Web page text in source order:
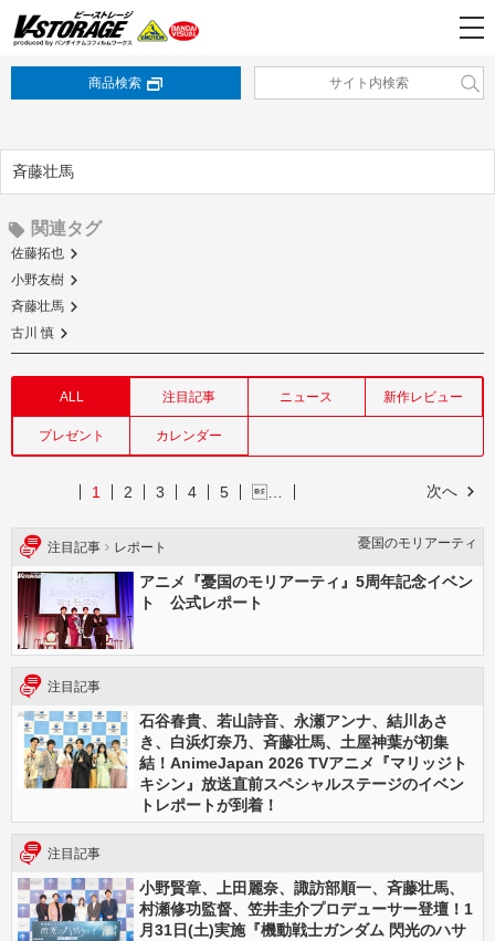
商品検索
斉藤壮馬
関連タグ
佐藤拓也
小野友樹
斉藤壮馬
古川 慎
ALL 注目記事 ニュース 新作レビュー
プレゼント カレンダー
次へ
1 2 3 4 5 …
注目記事 レポート 憂国のモリアーティ
アニメ『憂国のモリアーティ』5周年記念イベン
ト 公式レポート
注目記事
石谷春貴、若山詩音、永瀬アンナ、結川あさ
き、白浜灯奈乃、斉藤壮馬、土屋神葉が初集
結！AnimeJapan 2026 TVアニメ『マリッジト
キシン』放送直前スペシャルステージのイベン
トレポートが到着！
注目記事
小野賢章、上田麗奈、諏訪部順一、斉藤壮馬、
村瀬修功監督、笠井圭介プロデューサー登壇！1
月31日(土)実施『機動戦士ガンダム 閃光のハサ